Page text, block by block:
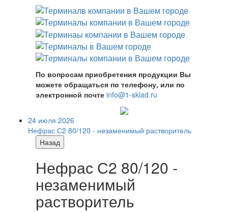
По вопросам приобретения продукции Вы
можете обращаться по телефону, или по
электронной почте info@1-sklad.ru
24 июля 2026
Нефрас С2 80/120 - незаменимый растворитель
Назад
Нефрас С2 80/120 -
незаменимый
растворитель